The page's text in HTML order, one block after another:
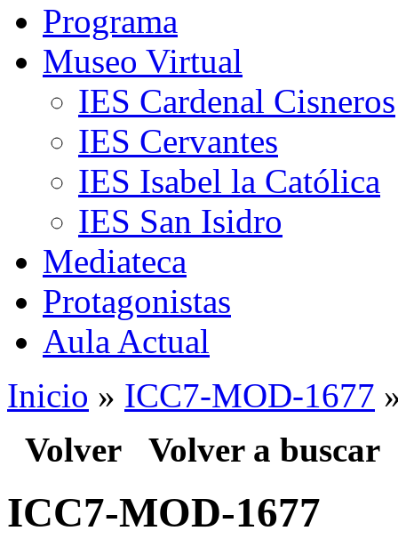
Programa
Museo Virtual
IES Cardenal Cisneros
IES Cervantes
IES Isabel la Católica
IES San Isidro
Mediateca
Protagonistas
Aula Actual
Inicio » ICC7-MOD-1677
Volver Volver a buscar
ICC7-MOD-1677